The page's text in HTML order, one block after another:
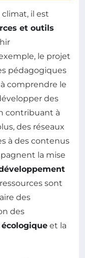
climat, il est
et outils
le projet
pédagogiques
comprendre le
des
contribuant à
des réseaux
à des contenus
la mise
sont
des
des
et la